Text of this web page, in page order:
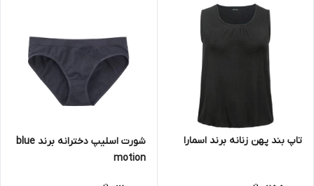
تاپ بند پهن زنانه برند اسمارا
شورت اسلیپ دخترانه برند blue
motion